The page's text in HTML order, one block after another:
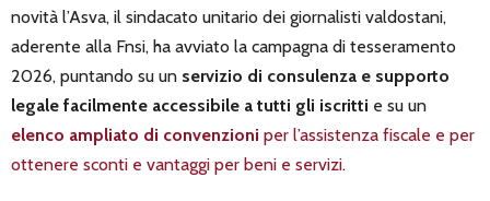
novità l’Asva, il sindacato unitario dei giornalisti valdostani,
aderente alla Fnsi, ha avviato la campagna di tesseramento
2026, puntando su un servizio di consulenza e supporto
legale facilmente accessibile a tutti gli iscritti e su un
elenco ampliato di convenzioni per l’assistenza fiscale e per
ottenere sconti e vantaggi per beni e servizi.